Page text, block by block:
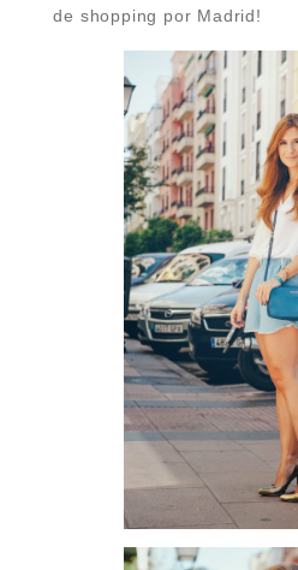
de shopping por Madrid!